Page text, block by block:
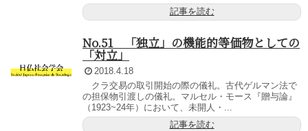
記事を読む
No.51 「独立」の機能的等価物としての
「対立」
2018.4.18
クラ交易の取引開始の際の儀礼。古代ゲルマン法で
の担保物引渡しの儀礼。マルセル・モース『贈与論』
（1923~24年）において、未開人・...
記事を読む